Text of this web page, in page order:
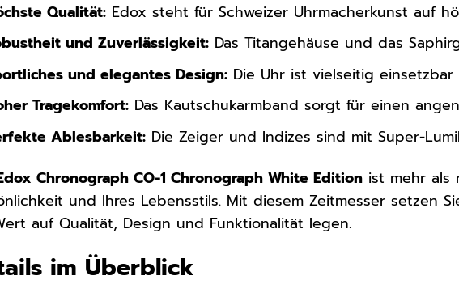
Qualität: Edox steht für Schweizer Uhrmacherkunst auf
und Zuverlässigkeit: Das Titangehäuse und das
und elegantes Design: Die Uhr ist vielseitig
Tragekomfort: Das Kautschukarmband sorgt für einen
Ablesbarkeit: Die Zeiger und Indizes sind mit Super-
Chronograph CO-1 Chronograph White Edition ist mehr als
und Ihres Lebensstils. Mit diesem Zeitmesser setzen
auf Qualität, Design und Funktionalität legen.
im Überblick